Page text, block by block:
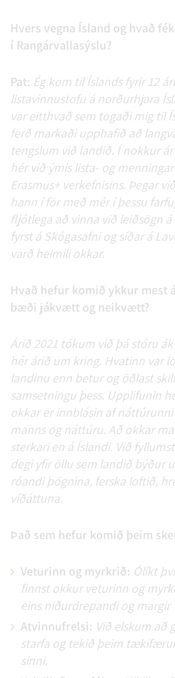
Hvers vegna Ísland og hvað
í Rangárvallasýslu?
Pat: Ég kom til Íslands fyrir 12
listavinnustofu á norðurhjara
var eitthvað sem togaði mig til
ferð markaði upphafið að
tengslum við landið. Í nokkur
hér við ýmis lista- og
Erasmus+ verkefnisins. Þegar
hann í för með mér í þessu
fljótlega að vinna við leiðsögn
fyrst á Skógasafni og síðar á
varð heimili okkar.
Hvað hefur komið ykkur mest
bæði jákvætt og neikvætt?
Árið 2021 tókum við þá stóru
hér árið um kring. Hvatinn var
landinu enn betur og öðlast
samsetningu þess. Upplifunin
okkar er innblásin af
manns og náttúru. Að okkar
sterkari en á Íslandi. Við
degi yfir öllu sem landið býður
róandi þögnina, ferska loftið,
víðáttuna.
Það sem hefur komið þeim
Veturinn og myrkrið: Ólíkt
finnst okkur veturinn og
eins niðurdrepandi og margir
Atvinnufrelsi: Við elskum að
starfa og tekið þeim
sinni.